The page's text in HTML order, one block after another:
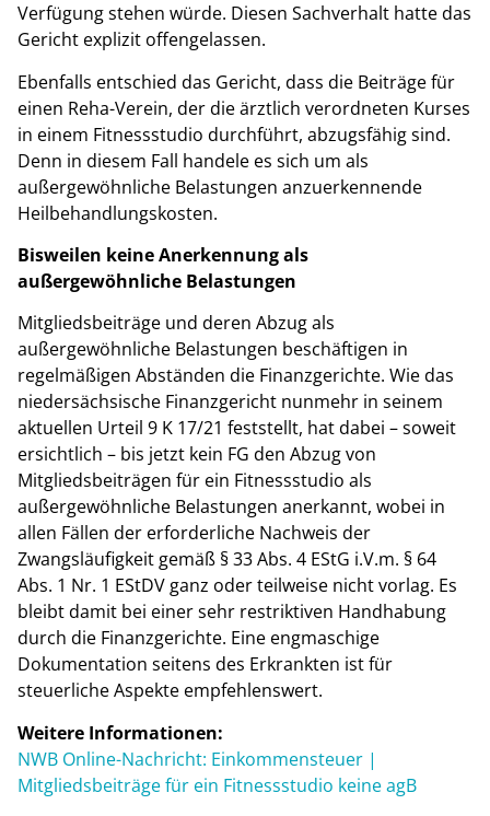
Verfügung stehen würde. Diesen Sachverhalt hatte das
Gericht explizit offengelassen.
Ebenfalls entschied das Gericht, dass die Beiträge für
einen Reha-Verein, der die ärztlich verordneten Kurses
in einem Fitnessstudio durchführt, abzugsfähig sind.
Denn in diesem Fall handele es sich um als
außergewöhnliche Belastungen anzuerkennende
Heilbehandlungskosten.
Bisweilen keine Anerkennung als
außergewöhnliche Belastungen
Mitgliedsbeiträge und deren Abzug als
außergewöhnliche Belastungen beschäftigen in
regelmäßigen Abständen die Finanzgerichte. Wie das
niedersächsische Finanzgericht nunmehr in seinem
aktuellen Urteil 9 K 17/21 feststellt, hat dabei – soweit
ersichtlich – bis jetzt kein FG den Abzug von
Mitgliedsbeiträgen für ein Fitnessstudio als
außergewöhnliche Belastungen anerkannt, wobei in
allen Fällen der erforderliche Nachweis der
Zwangsläufigkeit gemäß § 33 Abs. 4 EStG i.V.m. § 64
Abs. 1 Nr. 1 EStDV ganz oder teilweise nicht vorlag. Es
bleibt damit bei einer sehr restriktiven Handhabung
durch die Finanzgerichte. Eine engmaschige
Dokumentation seitens des Erkrankten ist für
steuerliche Aspekte empfehlenswert.
Weitere Informationen:
NWB Online-Nachricht: Einkommensteuer |
Mitgliedsbeiträge für ein Fitnessstudio keine agB